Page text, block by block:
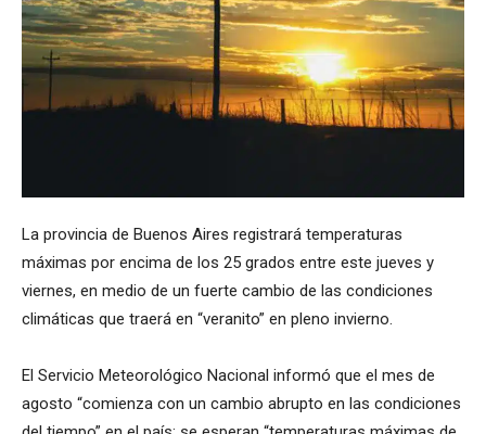
La provincia de Buenos Aires registrará temperaturas
máximas por encima de los 25 grados entre este jueves y
viernes, en medio de un fuerte cambio de las condiciones
climáticas que traerá en “veranito” en pleno invierno.
El Servicio Meteorológico Nacional informó que el mes de
agosto “comienza con un cambio abrupto en las condiciones